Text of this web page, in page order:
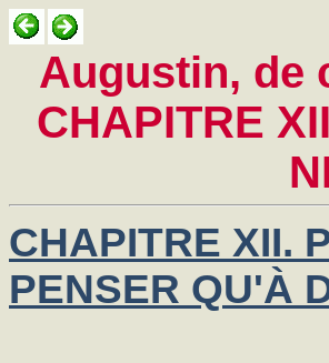
Augustin, de
CHAPITRE
CHAPITRE XII.
PENSER QU'À